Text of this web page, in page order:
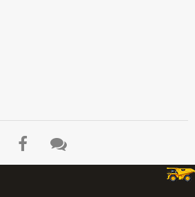
incorrecto según el contenido.